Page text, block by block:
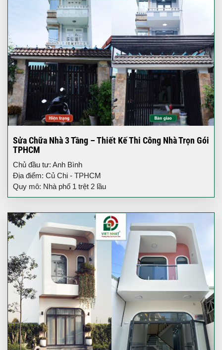
Sửa Chữa Nhà 3 Tầng – Thiết Kế Thi Công Nhà Trọn Gói
TPHCM
Chủ đầu tư: Anh Bình
Địa điểm: Củ Chi - TPHCM
Quy mô: Nhà phố 1 trệt 2 lầu